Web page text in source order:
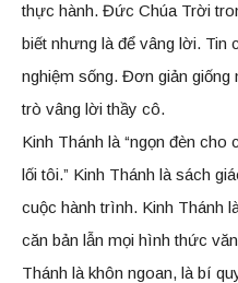
thực hành. Đức Chúa Trời
biết nhưng là để vâng lời. Tin
nghiệm sống. Đơn giản
trò vâng lời thầy cô.
Kinh Thánh là “ngọn đèn
lối tôi.” Kinh Thánh là sách
cuộc hành trình. Kinh Thánh
căn bản lẫn mọi hình thức
Thánh là khôn ngoan, là bí